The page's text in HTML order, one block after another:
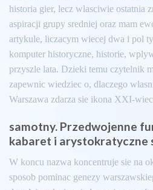
historia gier, lecz wlasciwie ostatnia
aspiracji grupy sredniej oraz mam
artykule, liczacym wiecej dwa i pol
komputer historyczne, historie,
przyszle lata. Dzieki temu czytelnik
zapewnic wiedziec o, dlaczego
Warszawa zdarza sie ikona XXI-
samotny. Przedwojenne
kabaret i arystokratyczne
W koncu nazwa koncentruje sie na
sposob pominac genezy